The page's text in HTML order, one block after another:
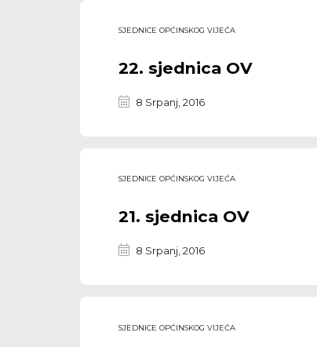
SJEDNICE OPĆINSKOG VIJEĆA
22. sjednica OV
8 Srpanj, 2016
SJEDNICE OPĆINSKOG VIJEĆA
21. sjednica OV
8 Srpanj, 2016
SJEDNICE OPĆINSKOG VIJEĆA